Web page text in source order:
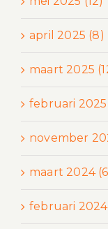
april 2025 (8)
maart 2025
februari 2025
november
maart 2024
februari 2024